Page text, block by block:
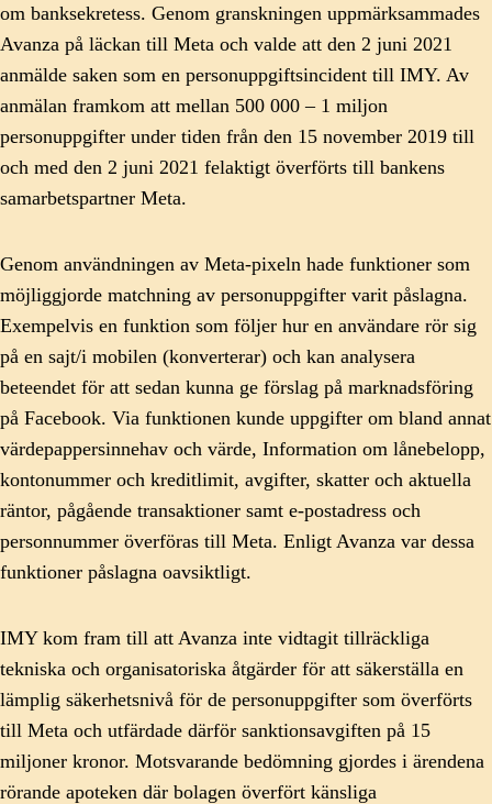
om banksekretess. Genom granskningen uppmärksammades
Avanza på läckan till Meta och valde att den 2 juni 2021
anmälde saken som en personuppgiftsincident till IMY. Av
anmälan framkom att mellan 500 000 – 1 miljon
personuppgifter under tiden från den 15 november 2019 till
och med den 2 juni 2021 felaktigt överförts till bankens
samarbetspartner Meta.
Genom användningen av Meta-pixeln hade funktioner som
möjliggjorde matchning av personuppgifter varit påslagna.
Exempelvis en funktion som följer hur en användare rör sig
på en sajt/i mobilen (konverterar) och kan analysera
beteendet för att sedan kunna ge förslag på marknadsföring
på Facebook. Via funktionen kunde uppgifter om bland annat
värdepappersinnehav och värde, Information om lånebelopp,
kontonummer och kreditlimit, avgifter, skatter och aktuella
räntor, pågående transaktioner samt e-postadress och
personnummer överföras till Meta. Enligt Avanza var dessa
funktioner påslagna oavsiktligt.
IMY kom fram till att Avanza inte vidtagit tillräckliga
tekniska och organisatoriska åtgärder för att säkerställa en
lämplig säkerhetsnivå för de personuppgifter som överförts
till Meta och utfärdade därför sanktionsavgiften på 15
miljoner kronor. Motsvarande bedömning gjordes i ärendena
rörande apoteken där bolagen överfört känsliga